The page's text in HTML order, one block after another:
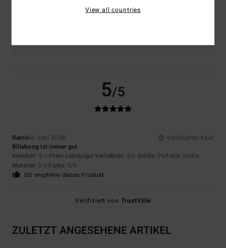
5/5
Ramin9. Juni 2026
Verifizierter Kauf
Billabong ist immer gut
Komfort: 5/5 Preis-Leistungs-Verhältnis: 5/5 Größe: Perfekte Größe
Material: 5 /5 Farbe: 5/5
Ich empfehle dieses Produkt
Verifiziert von TrustVille
ZULETZT ANGESEHENE ARTIKEL
View all countries